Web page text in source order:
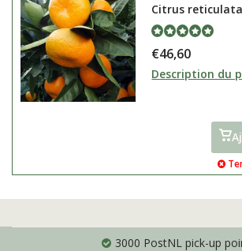
Citrus
€46,60
Citrus reticulata
également
plus plat et plus
Description du
3000 PostNL pick-up